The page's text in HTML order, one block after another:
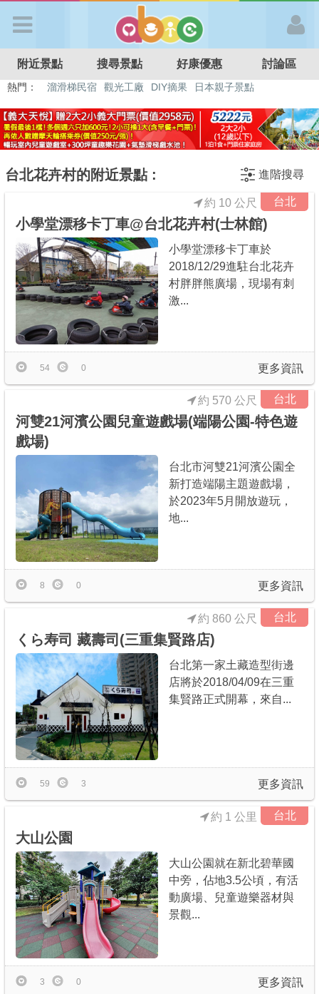
APP登入
首 頁
最新消息
最新留言
商家合作
推薦景點
討論區
APP下載
附近景點 搜尋景點 好康優惠 討論區
熱門： 溜滑梯民宿 觀光工廠 DIY摘果
日本親子景點
台北花卉村的附近景點 : 進階搜尋
台北
約 10 公尺
小學堂漂移卡丁車@台北花卉村(士林館)
小學堂漂移卡丁車於
2018/12/29進駐台北花卉
村胖胖熊廣場，現場有刺
激...
更多資訊
54 0
台北
約 570 公尺
河雙21河濱公園兒童遊戲場(端陽公園-特色遊
戲場)
台北市河雙21河濱公園全
新打造端陽主題遊戲場，
於2023年5月開放遊玩，
地...
更多資訊
8 0
台北
約 860 公尺
くら寿司 藏壽司(三重集賢路店)
台北第一家土藏造型街邊
店將於2018/04/09在三重
集賢路正式開幕，來自...
更多資訊
59 3
台北
約 1 公里
大山公園
大山公園就在新北碧華國
中旁，佔地3.5公頃，有活
動廣場、兒童遊樂器材與
景觀...
更多資訊
3 0